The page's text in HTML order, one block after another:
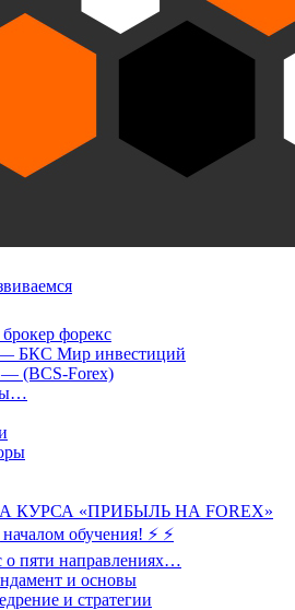
форекс
БКС Мир инвестиций
(BCS-Forex)
КУРСА «ПРИБЫЛЬ НА FOREX»
обучения! ⚡ ⚡
о пяти направлениях…
и основы
и стратегии